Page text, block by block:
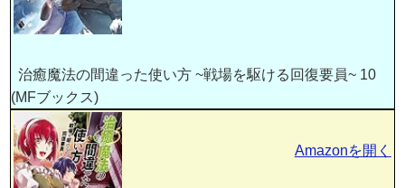
治癒魔法の間違った使い方 ~戦場を駆ける回復要員~ 10
(MFブックス)
Amazonを開く